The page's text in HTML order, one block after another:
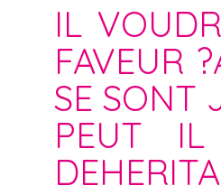
IL
FAVEUR
SE SONT
PEUT